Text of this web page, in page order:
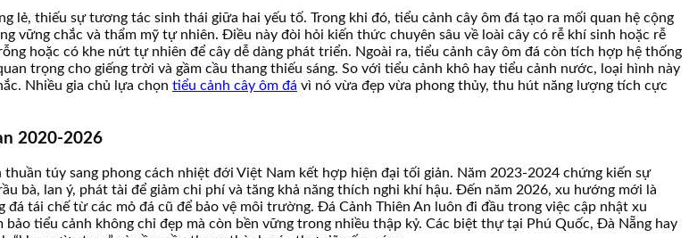
lẻ, thiếu sự tương tác sinh thái giữa hai yếu tố. Trong khi đó, tiểu cảnh cây ôm đá tạo ra mối quan hệ cộng
vững chắc và thẩm mỹ tự nhiên. Điều này đòi hỏi kiến thức chuyên sâu về loài cây có rễ khí sinh hoặc rễ
hoặc có khe nứt tự nhiên để cây dễ dàng phát triển. Ngoài ra, tiểu cảnh cây ôm đá còn tích hợp hệ thống
trọng cho giếng trời và gầm cầu thang thiếu sáng. So với tiểu cảnh khô hay tiểu cảnh nước, loại hình này
Nhiều gia chủ lựa chọn tiểu cảnh cây ôm đá vì nó vừa đẹp vừa phong thủy, thu hút năng lượng tích cực
2020-2026
túy sang phong cách nhiệt đới Việt Nam kết hợp hiện đại tối giản. Năm 2023-2024 chứng kiến sự
bà, lan ý, phát tài để giảm chi phí và tăng khả năng thích nghi khí hậu. Đến năm 2026, xu hướng mới là
tái chế từ các mỏ đá cũ để bảo vệ môi trường. Đá Cảnh Thiên An luôn đi đầu trong việc cập nhật xu
tiểu cảnh không chỉ đẹp mà còn bền vững trong nhiều thập kỷ. Các biệt thự tại Phú Quốc, Đà Nẵng hay